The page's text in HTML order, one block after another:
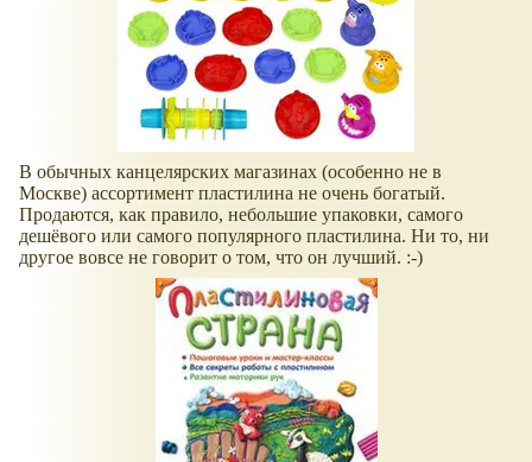
В обычных канцелярских магазинах (особенно не в
Москве) ассортимент пластилина не очень богатый.
Продаются, как правило, небольшие упаковки, самого
дешёвого или самого популярного пластилина. Ни то, ни
другое вовсе не говорит о том, что он лучший. :-)